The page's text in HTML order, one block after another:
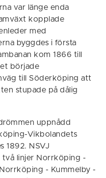
var länge enda
kopplade
med
byggdes i första
kom 1866 till
började
till Söderköping att
stupade på dålig
uppnådd
Vikbolandets
1892. NSVJ
linjer Norrköping -
- Kummelby -